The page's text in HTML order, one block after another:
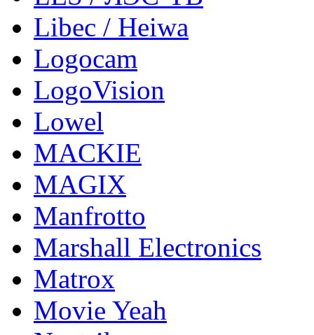
Libec / Heiwa
Logocam
LogoVision
Lowel
MACKIE
MAGIX
Manfrotto
Marshall Electronics
Matrox
Movie Yeah